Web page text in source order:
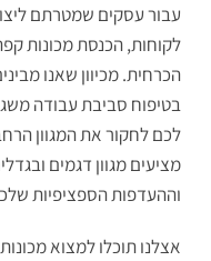
עבור עסקים שמטרתם
לקוחות, הכנסת מכונות
הכרחית. מכיוון שאנו
בטיפוח סביבת עבודה
לכם לחקור את המגוון
מציעים מגוון דגמים
וההעדפות הספציפיות